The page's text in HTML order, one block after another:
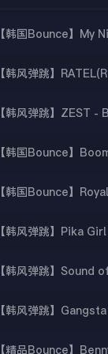
【韩风弹跳】
【韩风弹跳】ZEST
【韩国Bounce】
【韩风弹跳】Pika
【韩风弹跳】